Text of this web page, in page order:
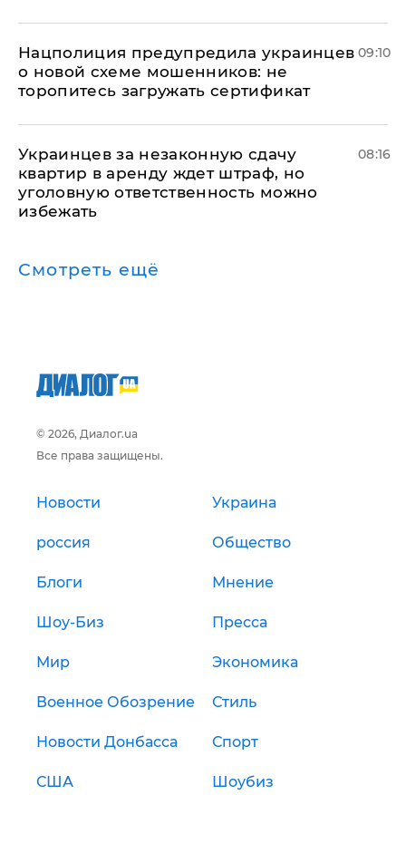
Нацполиция предупредила украинцев
о новой схеме мошенников: не
торопитесь загружать сертификат
09:10
Украинцев за незаконную сдачу
квартир в аренду ждет штраф, но
уголовную ответственность можно
избежать
08:16
Смотреть ещё
© 2026, Диалог.ua
Все права защищены.
Новости Украина
россия Общество
Блоги Мнение
Шоу-Биз Пресса
Мир Экономика
Военное Обозрение Стиль
Новости Донбасса Спорт
США Шоубиз